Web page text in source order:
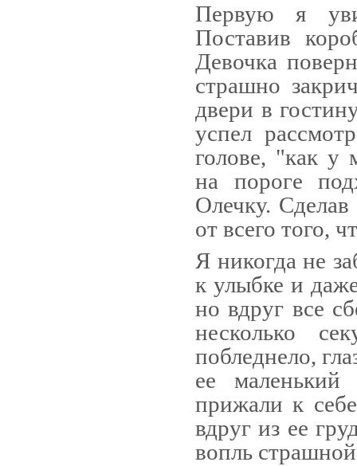
Первую я
Поставив
Девочка
страшно
двери в
успел
голове, "как у
на пороге
Олечку.
от всего того,
Я никогда не
к улыбке и
но вдруг все
несколько
побледнело,
ее
прижали к
вдруг из ее
вопль